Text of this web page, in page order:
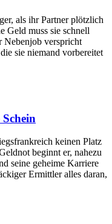
als ihr Partner plötzlich
Geld muss sie schnell
Nebenjob verspricht
sie niemand vorbereitet
keinen Platz
beginnt er, nahezu
seine geheime Karriere
Ermittler alles daran,